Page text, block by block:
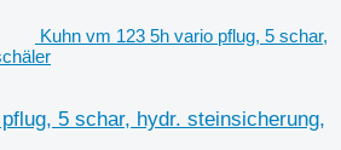
Kuhn vm 123 5h vario pflug, 5 schar,
5 schar, hydr. steinsicherung,